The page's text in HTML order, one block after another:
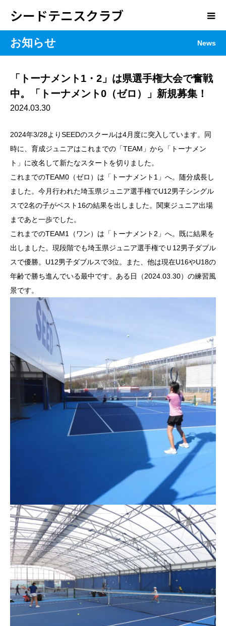
シードテニスクラブ
お知らせ News
「トーナメント1・2」は県選手権大会で奮戦
中。「トーナメント0（ゼロ）」新規募集！
2024.03.30
2024年3/28よりSEEDのスクールは4月度に突入しています。同
時に、育成ジュニアはこれまでの「TEAM」から「トーナメン
ト」に改名して新たなスタートを切りました。
これまでのTEAM0（ゼロ）は「トーナメント1」へ。随分成長し
ました。今月行われた埼玉県ジュニア選手権でU12男子シングル
スで2名の子がベスト16の結果を出しました。関東ジュニア出場
まであと一歩でした。
これまでのTEAM1（ワン）は「トーナメント2」へ。既に結果を
出しました。現段階でも埼玉県ジュニア選手権でＵ12男子ダブル
スで優勝。U12男子ダブルスで3位。また、他は現在U16やU18の
年齢で勝ち進んでいる最中です。ある日（2024.03.30）の練習風
景です。